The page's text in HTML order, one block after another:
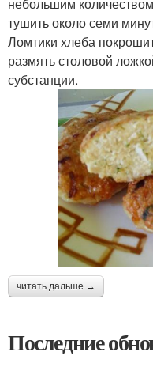
небольшим
тушить около семи
Ломтики хлеба
размять столовой
субстанции.
читать дальше →
Последние